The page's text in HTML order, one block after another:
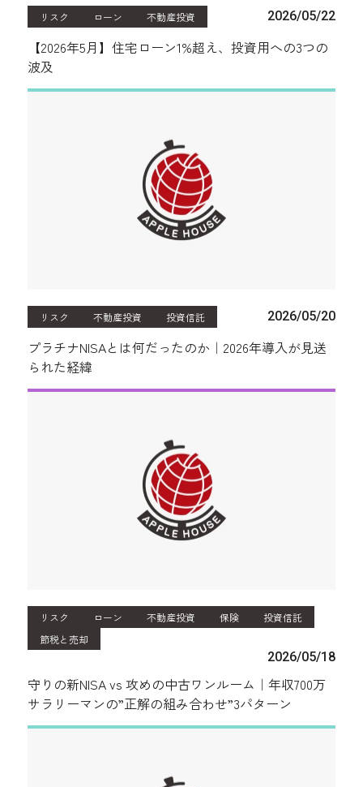
リスク ローン 不動産投資 2026/05/22
【2026年5月】住宅ローン1%超え、投資用への3つの
波及
リスク 不動産投資 投資信託 2026/05/20
プラチナNISAとは何だったのか｜2026年導入が見送
られた経緯
リスク ローン 不動産投資 保険
投資信託
節税と売却
2026/05/18
守りの新NISA vs 攻めの中古ワンルーム｜年収700万
サラリーマンの”正解の組み合わせ”3パターン